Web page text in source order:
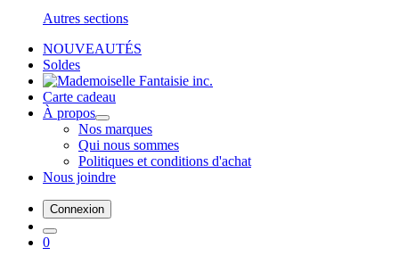
Autres sections
NOUVEAUTÉS
Soldes
Carte cadeau
À propos
Nos marques
Qui nous sommes
Politiques et conditions d'achat
Nous joindre
Connexion
0